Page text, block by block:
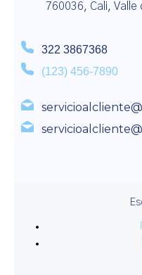
760036, Cali, Valle
322 3867368
(123) 456-7890